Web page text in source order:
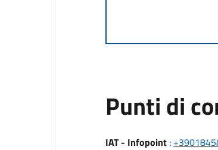
Punti di
IAT - Infopoint: